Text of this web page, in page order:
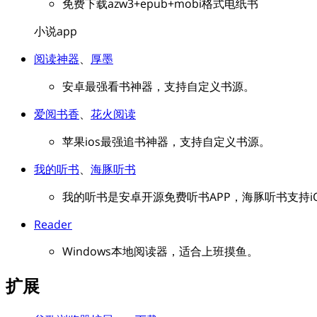
免费下载azw3+epub+mobi格式电纸书
小说app
阅读神器、 厚墨
安卓最强看书神器，支持自定义书源。
爱阅书香、 花火阅读
苹果ios最强追书神器，支持自定义书源。
我的听书、 海豚听书
我的听书是安卓开源免费听书APP，海豚听书支持
Reader
Windows本地阅读器，适合上班摸鱼。
扩展